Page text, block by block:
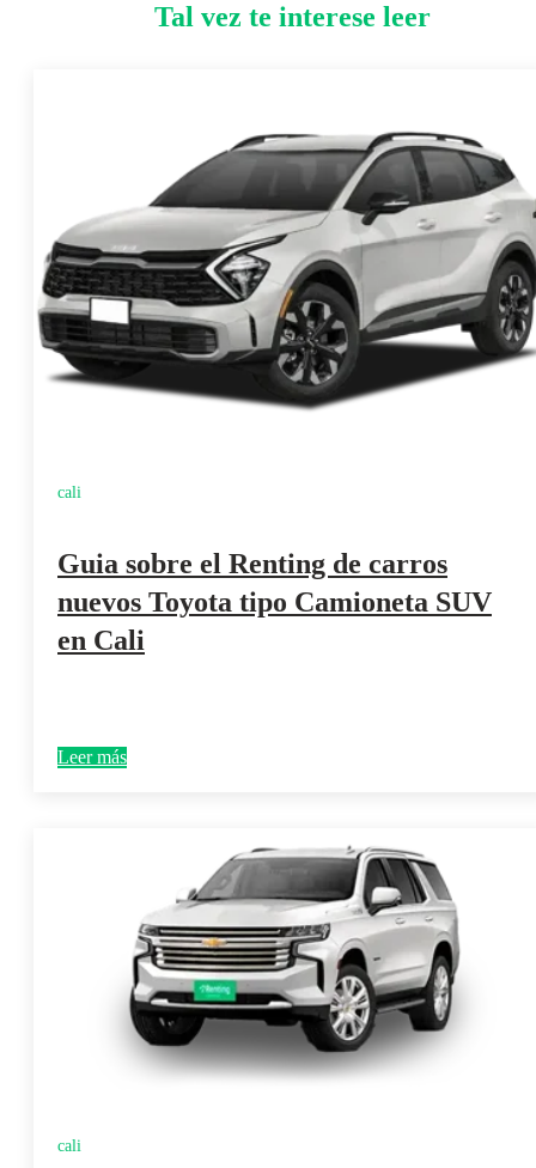
Tal vez te interese leer
cali
Guia sobre el Renting de carros
nuevos Toyota tipo Camioneta SUV
en Cali
Leer más
cali